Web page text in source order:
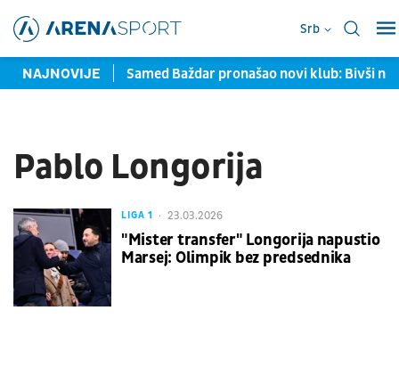
Srb
NAJNOVIJE
u Torontu Samed Baždar pronašao novi klub: Bivši
Pablo Longorija
LIGA 1 23.03.2026
"Mister transfer" Longorija napustio
Marsej: Olimpik bez predsednika